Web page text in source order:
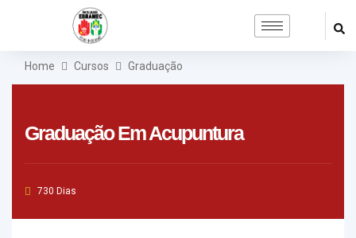
Home Cursos Graduação
Graduação Em Acupuntura
730 Dias